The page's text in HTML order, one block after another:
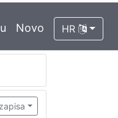
Novo HR